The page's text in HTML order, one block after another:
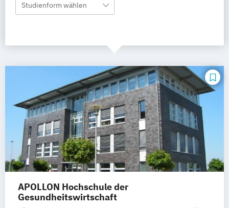
Studienform wählen
APOLLON Hochschule der
Gesundheitswirtschaft